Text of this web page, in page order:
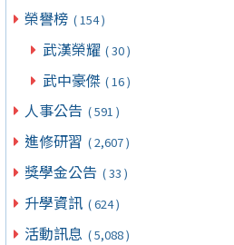
榮譽榜 ( 154 )
武漢榮耀 ( 30 )
武中豪傑 ( 16 )
人事公告 ( 591 )
進修研習 ( 2,607 )
獎學金公告 ( 33 )
升學資訊 ( 624 )
活動訊息 ( 5,088 )